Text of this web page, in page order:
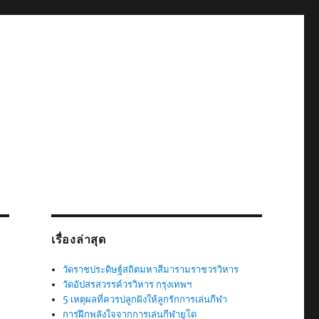
เรื่องล่าสุด
วัดราชประดิษฐ์สถิตมหาสีมารามราชวรวิหาร
วัดอัปสรสวรรค์วรวิหาร กรุงเทพฯ
5 เหตุผลที่ควรปลูกฝังให้ลูกรักการเล่นกีฬา
การฝึกพลังใจจากการเล่นกีฬายูโด